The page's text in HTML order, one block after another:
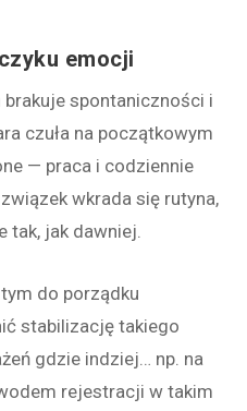
emocji
brakuje spontaniczności i
czuła na początkowym
— praca i codziennie
wkrada się rutyna,
tak, jak dawniej.
do porządku
stabilizację takiego
gdzie indziej… np. na
rejestracji w takim